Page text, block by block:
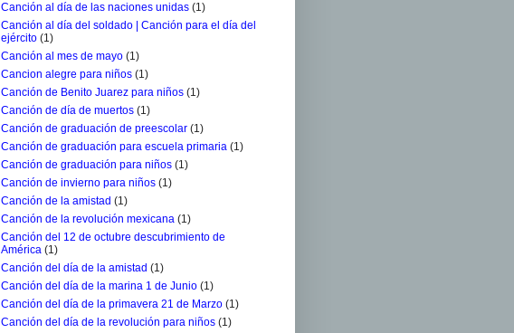
Canción al día de las naciones unidas (1)
Canción al día del soldado | Canción para el día del
ejército (1)
Canción al mes de mayo (1)
Cancion alegre para niños (1)
Canción de Benito Juarez para niños (1)
Canción de día de muertos (1)
Canción de graduación de preescolar (1)
Canción de graduación para escuela primaria (1)
Canción de graduación para niños (1)
Canción de invierno para niños (1)
Canción de la amistad (1)
Canción de la revolución mexicana (1)
Canción del 12 de octubre descubrimiento de
América (1)
Canción del día de la amistad (1)
Canción del día de la marina 1 de Junio (1)
Canción del día de la primavera 21 de Marzo (1)
Canción del día de la revolución para niños (1)